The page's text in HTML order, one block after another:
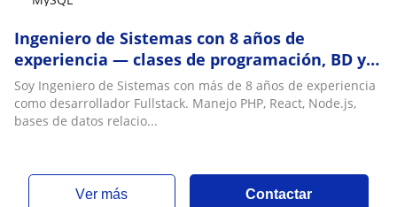
Ingeniero de Sistemas con 8 años de
experiencia — clases de programación, BD y
refuerzo escolar online
Soy Ingeniero de Sistemas con más de 8 años de experiencia
como desarrollador Fullstack. Manejo PHP, React, Node.js,
bases de datos relacio...
ver más Contactar